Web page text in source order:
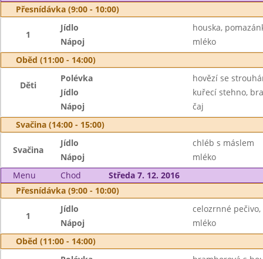
Přesnídávka (9:00 - 10:00)
1
Jídlo
houska,
Nápoj
mléko
Oběd (11:00 - 14:00)
Děti
Polévka
hovězí se
Jídlo
kuřecí stehno,
Nápoj
čaj
Svačina (14:00 - 15:00)
Svačina
Jídlo
chléb s máslem
Nápoj
mléko
Menu
Chod
Středa 7. 12. 2016
Přesnídávka (9:00 - 10:00)
1
Jídlo
celozrnné
Nápoj
mléko
Oběd (11:00 - 14:00)